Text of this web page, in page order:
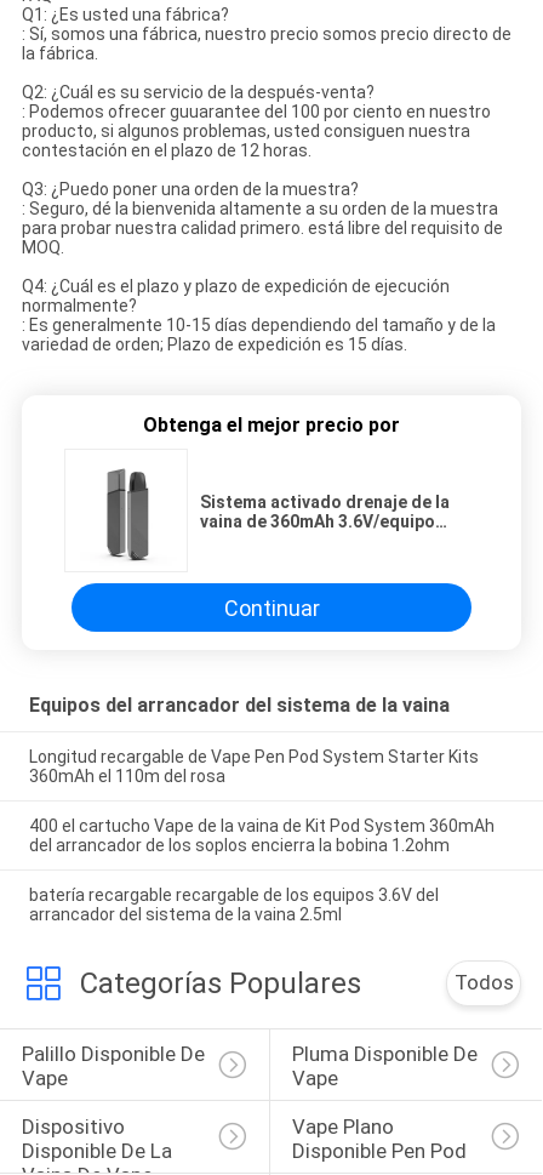
Q1: ¿Es usted una fábrica?
: Sí, somos una fábrica, nuestro precio somos precio directo de
la fábrica.
Q2: ¿Cuál es su servicio de la después-venta?
: Podemos ofrecer guuarantee del 100 por ciento en nuestro
producto, si algunos problemas, usted consiguen nuestra
contestación en el plazo de 12 horas.
Q3: ¿Puedo poner una orden de la muestra?
: Seguro, dé la bienvenida altamente a su orden de la muestra
para probar nuestra calidad primero. está libre del requisito de
MOQ.
Q4: ¿Cuál es el plazo y plazo de expedición de ejecución
normalmente?
: Es generalmente 10-15 días dependiendo del tamaño y de la
variedad de orden; Plazo de expedición es 15 días.
Obtenga el mejor precio por
Sistema activado drenaje de la
vaina de 360mAh 3.6V/equipo
Continuar
Equipos del arrancador del sistema de la vaina
Longitud recargable de Vape Pen Pod System Starter Kits
360mAh el 110m del rosa
400 el cartucho Vape de la vaina de Kit Pod System 360mAh
del arrancador de los soplos encierra la bobina 1.2ohm
batería recargable recargable de los equipos 3.6V del
arrancador del sistema de la vaina 2.5ml
Categorías Populares Todos
Palillo Disponible De
Vape
Pluma Disponible De
Vape
Dispositivo
Disponible De La
Vape Plano
Disponible Pen Pod